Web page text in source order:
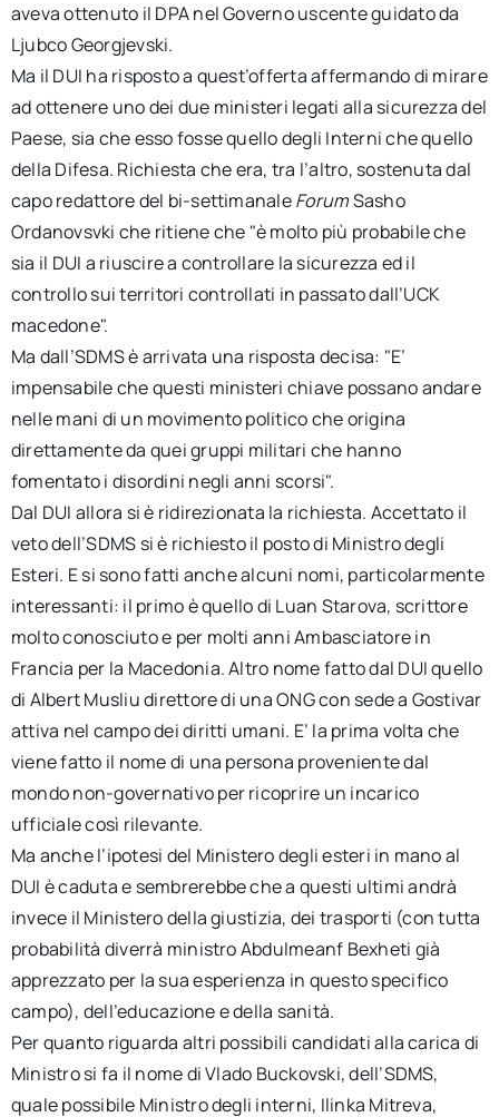
aveva ottenuto il DPA nel Governo uscente guidato da
Ljubco Georgjevski.
Ma il DUI ha risposto a quest’offerta affermando di mirare
ad ottenere uno dei due ministeri legati alla sicurezza del
Paese, sia che esso fosse quello degli Interni che quello
della Difesa. Richiesta che era, tra l’altro, sostenuta dal
capo redattore del bi-settimanaleForumSasho
Ordanovsvki che ritiene che "è molto più probabile che
sia il DUI a riuscire a controllare la sicurezza ed il
controllo sui territori controllati in passato dall’UCK
macedone".
Ma dall’SDMS è arrivata una risposta decisa: "E’
impensabile che questi ministeri chiave possano andare
nelle mani di un movimento politico che origina
direttamente da quei gruppi militari che hanno
fomentato i disordini negli anni scorsi".
Dal DUI allora si è ridirezionata la richiesta. Accettato il
veto dell’SDMS si è richiesto il posto di Ministro degli
Esteri. E si sono fatti anche alcuni nomi, particolarmente
interessanti: il primo è quello di Luan Starova, scrittore
molto conosciuto e per molti anni Ambasciatore in
Francia per la Macedonia. Altro nome fatto dal DUI quello
di Albert Musliu direttore di una ONG con sede a Gostivar
attiva nel campo dei diritti umani. E’ la prima volta che
viene fatto il nome di una persona proveniente dal
mondo non-governativo per ricoprire un incarico
ufficiale così rilevante.
Ma anche l’ipotesi del Ministero degli esteri in mano al
DUI è caduta e sembrerebbe che a questi ultimi andrà
invece il Ministero della giustizia, dei trasporti (con tutta
probabilità diverrà ministro Abdulmeanf Bexheti già
apprezzato per la sua esperienza in questo specifico
campo), dell’educazione e della sanità.
Per quanto riguarda altri possibili candidati alla carica di
Ministro si fa il nome di Vlado Buckovski, dell’SDMS,
quale possibile Ministro degli interni, Ilinka Mitreva,